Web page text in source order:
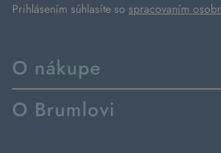
O nákupe
Spôsoby dodania a platby
Vrátenie tovaru a reklamácia
O Brumlovi
Prihlásením súhlasíte so spracovaním